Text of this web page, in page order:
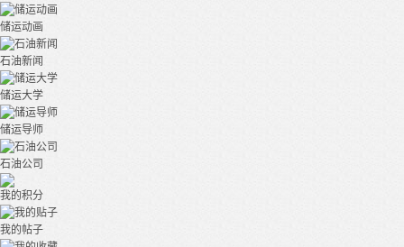
储运动画
石油新闻
储运大学
储运导师
石油公司
我的积分
我的帖子